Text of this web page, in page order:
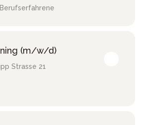
(m/w/d)
Strasse 21